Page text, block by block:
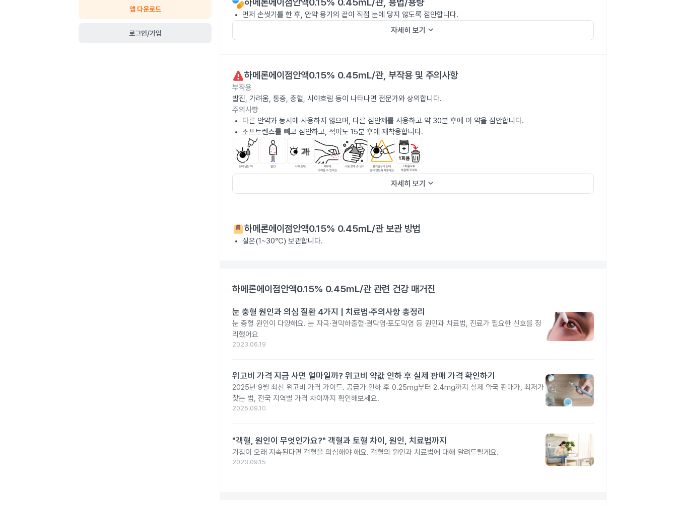
앱 다운로드
로그인/가입
먼저 손씻기를 한 후, 안약 용기의 끝이 직접 눈에 닿지 않도록 점안합니다.
자세히 보기 keyboard_arrow_down
하메론에이점안액0.15% 0.45mL/관, 부작용 및 주의사항
부작용
발진, 가려움, 통증, 충혈, 시야흐림 등이 나타나면 전문가와 상의합니다.
주의사항
다른 안약과 동시에 사용하지 않으며, 다른 점안제를 사용하고 약 30분 후에 이 약을 점안합니다.
소프트렌즈를 빼고 점안하고, 적어도 15분 후에 재착용합니다.
자세히 보기 keyboard_arrow_down
하메론에이점안액0.15% 0.45mL/관보관 방법
실온(1~30℃) 보관합니다.
하메론에이점안액0.15% 0.45mL/관관련 건강 매거진
눈 충혈 원인과 의심 질환 4가지 | 치료법·주의사항 총정리
눈 충혈 원인이 다양해요. 눈 자극·결막하출혈·결막염·포도막염 등 원인과 치료법, 진료가 필요한 신호를 정
리했어요
2023.06.19
위고비 가격 지금 사면 얼마일까? 위고비 약값 인하 후 실제 판매 가격 확인하기
2025년 9월 최신 위고비 가격 가이드. 공급가 인하 후 0.25mg부터 2.4mg까지 실제 약국 판매가, 최저가
찾는 법, 전국 지역별 가격 차이까지 확인해보세요.
2025.09.10
"객혈, 원인이 무엇인가요?" 객혈과 토혈 차이, 원인, 치료법까지
기침이 오래 지속된다면 객혈을 의심해야 해요. 객혈의 원인과 치료법에 대해 알려드릴게요.
2023.09.15